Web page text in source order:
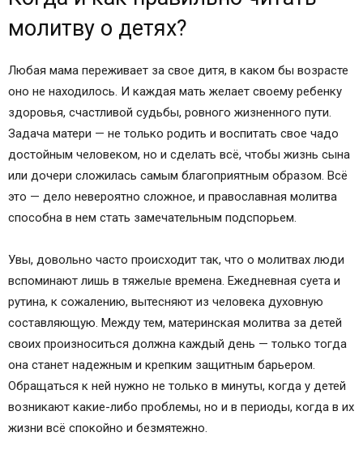
молитву о детях?
Любая мама переживает за свое дитя, в каком бы возрасте
оно не находилось. И каждая мать желает своему ребенку
здоровья, счастливой судьбы, ровного жизненного пути.
Задача матери — не только родить и воспитать свое чадо
достойным человеком, но и сделать всё, чтобы жизнь сына
или дочери сложилась самым благоприятным образом. Всё
это — дело невероятно сложное, и православная молитва
способна в нем стать замечательным подспорьем.
Увы, довольно часто происходит так, что о молитвах люди
вспоминают лишь в тяжелые времена. Ежедневная суета и
рутина, к сожалению, вытесняют из человека духовную
составляющую. Между тем, материнская молитва за детей
своих произноситься должна каждый день — только тогда
она станет надежным и крепким защитным барьером.
Обращаться к ней нужно не только в минуты, когда у детей
возникают какие-либо проблемы, но и в периоды, когда в их
жизни всё спокойно и безмятежно.